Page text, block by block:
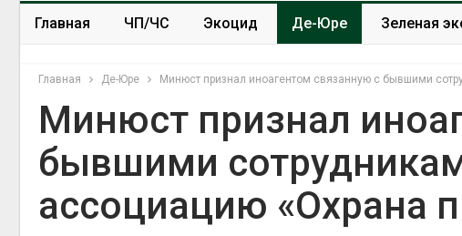
Главная ЧП/ЧС Экоцид Де-Юре Зеленая
Главная Де-Юре Минюст признал иноагентом связанную с бывшими
Минюст признал
бывшими
ассоциацию «Охрана